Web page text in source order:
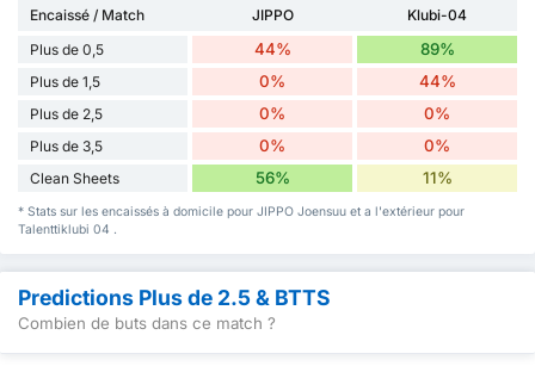
Encaissé / Match JIPPO
Klubi-04
Plus de 0,5
44% 89%
Plus de 1,5 0% 44%
Plus de 2,5 0% 0%
Plus de 3,5 0% 0%
Clean Sheets 56% 11%
* Stats sur les encaissés à domicile pour JIPPO Joensuu et a l'extérieur pour
Talenttiklubi 04 .
Predictions Plus de 2.5 & BTTS
Combien de buts dans ce match ?